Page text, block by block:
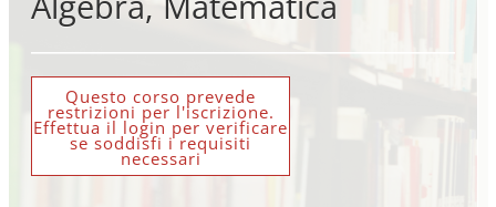
Questo corso prevede
restrizioni per l'iscrizione.
Effettua il login per verificare
se soddisfi i requisiti
necessari